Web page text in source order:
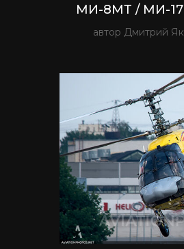
МИ-8МТ / МИ-
автор Дмитрий